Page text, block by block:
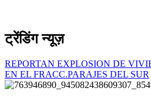
ट्रेंडिंग न्यूज़
REPORTAN EXPLOSION DE
EN EL FRACC.PARAJES DEL SUR